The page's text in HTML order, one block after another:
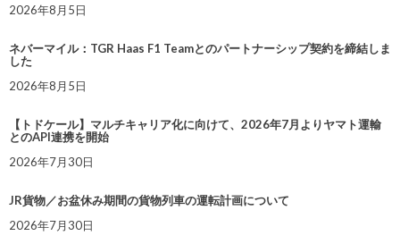
2026年8月5日
ネバーマイル：TGR Haas F1 Teamとのパートナーシップ契約を締結しま
した
2026年8月5日
【トドケール】マルチキャリア化に向けて、2026年7月よりヤマト運輸
とのAPI連携を開始
2026年7月30日
JR貨物／お盆休み期間の貨物列車の運転計画について
2026年7月30日